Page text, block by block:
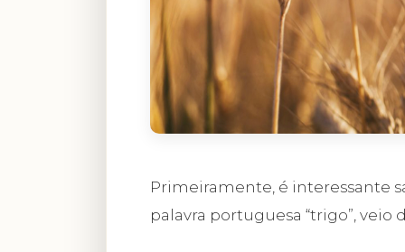
Primeiramente, é interessante
palavra portuguesa “trigo”, veio